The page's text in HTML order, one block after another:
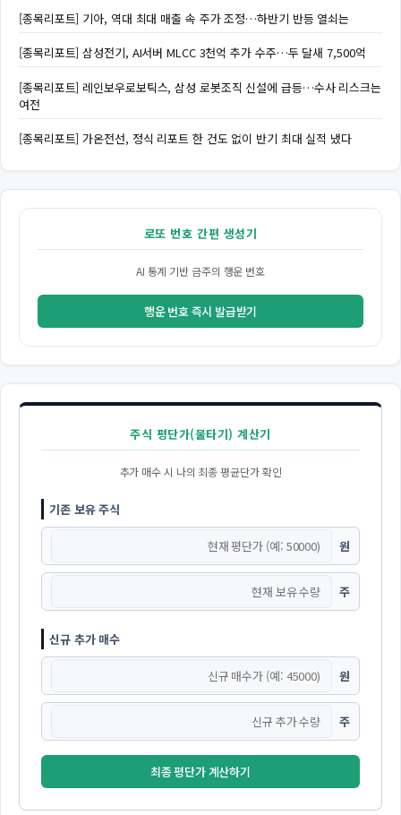
[종목리포트] 기아, 역대 최대 매출 속 주가 조정…하반기 반등 열쇠는
[종목리포트] 삼성전기, AI서버 MLCC 3천억 추가 수주…두 달새 7,500억
[종목리포트] 레인보우로보틱스, 삼성 로봇조직 신설에 급등…수사 리스크는
여전
[종목리포트] 가온전선, 정식 리포트 한 건도 없이 반기 최대 실적 냈다
로또 번호 간편 생성기
AI 통계 기반 금주의 행운 번호
행운 번호 즉시 발급받기
주식 평단가(물타기) 계산기
추가 매수 시 나의 최종 평균단가 확인
기존 보유 주식
원
주
신규 추가 매수
원
주
최종 평단가 계산하기